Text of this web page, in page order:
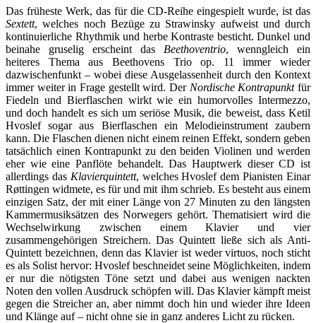
Das früheste Werk, das für die CD-Reihe eingespielt wurde, ist das
Sextett, welches noch Bezüge zu Strawinsky aufweist und durch
kontinuierliche Rhythmik und herbe Kontraste besticht. Dunkel und
beinahe gruselig erscheint das Beethoventrio, wenngleich ein
heiteres Thema aus Beethovens Trio op. 11 immer wieder
dazwischenfunkt – wobei diese Ausgelassenheit durch den Kontext
immer weiter in Frage gestellt wird. DerNordische Kontrapunktfür
Fiedeln und Bierflaschen wirkt wie ein humorvolles Intermezzo,
und doch handelt es sich um seriöse Musik, die beweist, dass Ketil
Hvoslef sogar aus Bierflaschen ein Melodieinstrument zaubern
kann. Die Flaschen dienen nicht einem reinen Effekt, sondern geben
tatsächlich einen Kontrapunkt zu den beiden Violinen und werden
eher wie eine Panflöte behandelt. Das Hauptwerk dieser CD ist
allerdings das Klavierquintett, welches Hvoslef dem Pianisten Einar
Røttingen widmete, es für und mit ihm schrieb. Es besteht aus einem
einzigen Satz, der mit einer Länge von 27 Minuten zu den längsten
Kammermusiksätzen des Norwegers gehört. Thematisiert wird die
Wechselwirkung zwischen einem Klavier und vier
zusammengehörigen Streichern. Das Quintett ließe sich als Anti-
Quintett bezeichnen, denn das Klavier ist weder virtuos, noch sticht
es als Solist hervor: Hvoslef beschneidet seine Möglichkeiten, indem
er nur die nötigsten Töne setzt und dabei aus wenigen nackten
Noten den vollen Ausdruck schöpfen will. Das Klavier kämpft meist
gegen die Streicher an, aber nimmt doch hin und wieder ihre Ideen
und Klänge auf – nicht ohne sie in ganz anderes Licht zu rücken.